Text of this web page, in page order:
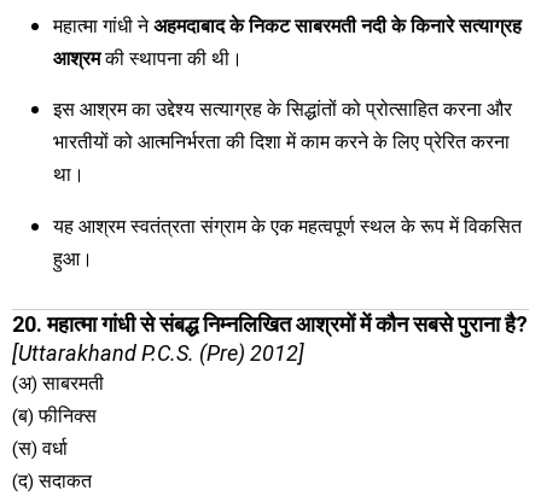
महात्मा गांधी नेअहमदाबाद के निकट साबरमती नदी के किनारे सत्याग्रह
आश्रमकी स्थापना की थी।
इस आश्रम का उद्देश्य सत्याग्रह के सिद्धांतों को प्रोत्साहित करना और
भारतीयों को आत्मनिर्भरता की दिशा में काम करने के लिए प्रेरित करना
था।
यह आश्रम स्वतंत्रता संग्राम के एक महत्वपूर्ण स्थल के रूप में विकसित
हुआ।
20. महात्मा गांधी से संबद्ध निम्नलिखित आश्रमों में कौन सबसे पुराना है?
[Uttarakhand P.C.S. (Pre) 2012]
(अ) साबरमती
(ब) फीनिक्स
(स) वर्धा
(द) सदाकत